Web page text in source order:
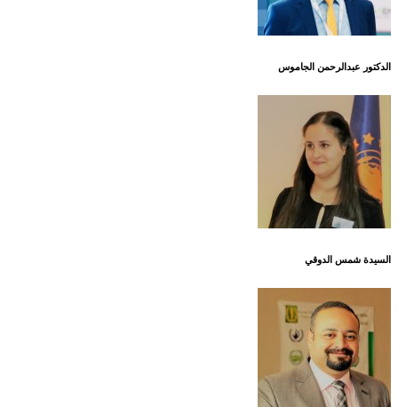
الدكتور عبدالرحمن الجاموس
السيدة شمس الدوقي